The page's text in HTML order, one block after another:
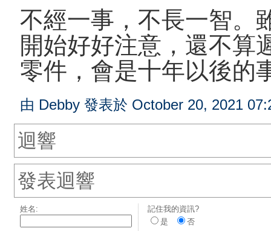
不經一事，不長一智。
開始好好注意，還不算
零件，會是十年以後的
由 Debby 發表於 October 20, 2021
迴響
發表迴響
姓名:
記住我的資訊?
是
否